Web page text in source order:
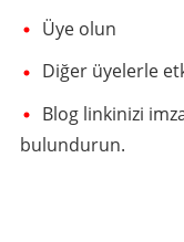
Üye olun
Diğer üyelerle
Blog linkinizi
bulundurun.